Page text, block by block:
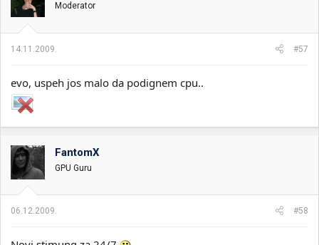
Moderator
14.11.2009. #57
evo, uspeh jos malo da podignem cpu..
FantomX
GPU Guru
06.12.2009. #58